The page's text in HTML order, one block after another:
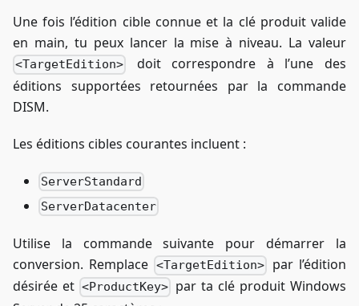
Une fois l’édition cible connue et la clé produit valide
en main, tu peux lancer la mise à niveau. La valeur
<TargetEdition>
doit correspondre à l’une des
éditions supportées retournées par la commande
DISM.
Les éditions cibles courantes incluent :
ServerStandard
ServerDatacenter
Utilise la commande suivante pour démarrer la
conversion. Remplace <TargetEdition>
par l’édition
désirée et <ProductKey> par ta clé produit Windows